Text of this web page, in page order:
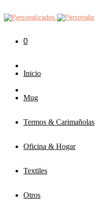
0
Inicio
Mug
Termos & Carimañolas
Oficina & Hogar
Textiles
Otros